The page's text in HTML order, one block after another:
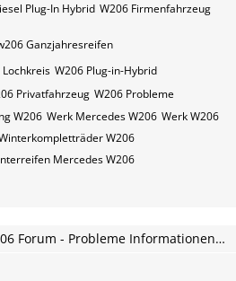
Plug-In Hybrid W206 Firmenfahrzeug
Ganzjahresreifen
Lochkreis W206 Plug-in-Hybrid
Privatfahrzeug W206 Probleme
W206 Werk Mercedes W206 Werk W206
W206
Mercedes W206
Mercedes C Klasse W206 Forum - Probleme Informationen und Erfahrungen